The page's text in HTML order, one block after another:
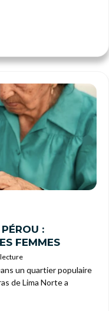
:
FEMMES
un quartier populaire
de Lima Norte a